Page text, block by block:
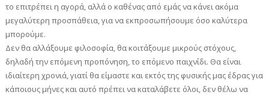
το επιτρέπει η αγορά, αλλά ο καθένας από εμάς να κάνει ακόμα
μεγαλύτερη προσπάθεια, για να εκπροσωπήσουμε όσο καλύτερα
μπορούμε.
Δεν θα αλλάξουμε φιλοσοφία, θα κοιτάξουμε μικρούς στόχους,
δηλαδή την επόμενη προπόνηση, το επόμενο παιχνίδι. Θα είναι
ιδιαίτερη χρονιά, γιατί θα είμαστε και εκτός της φυσικής μας έδρας για
κάποιους μήνες και αυτό πρέπει να καταλάβετε όλοι, δεν θέλω να